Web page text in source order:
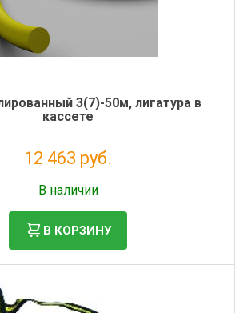
3(7)-50м, лигатура в
кассете
12 463 руб.
В наличии
В КОРЗИНУ